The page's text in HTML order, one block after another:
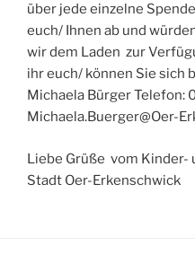
über jede einzelne
euch/ Ihnen ab und
wir dem Laden zur
ihr euch/ können Sie sich
Michaela Bürger Telefon:
Michaela.Buerger@Oer-
Liebe Grüße vom Kinder-
Stadt Oer-Erkenschwick